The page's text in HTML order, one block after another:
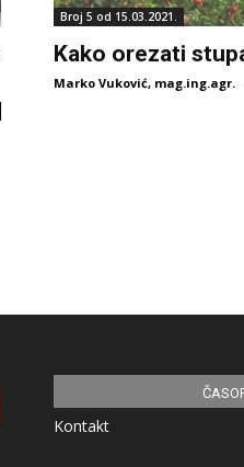
Broj 5 od 15.03.2021.
Kako orezati
Marko Vuković, mag.ing.agr. -
Kontakt